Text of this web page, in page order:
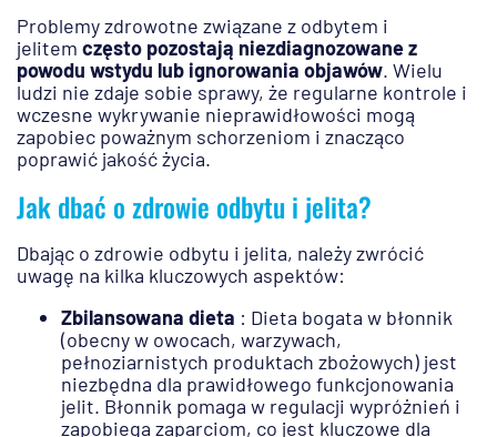
Problemy zdrowotne związane z odbytem i
jelitem często pozostają niezdiagnozowane z
powodu wstydu lub ignorowania objawów. Wielu
ludzi nie zdaje sobie sprawy, że regularne kontrole i
wczesne wykrywanie nieprawidłowości mogą
zapobiec poważnym schorzeniom i znacząco
poprawić jakość życia.
Jak dbać o zdrowie odbytu i jelita?
Dbając o zdrowie odbytu i jelita, należy zwrócić
uwagę na kilka kluczowych aspektów:
Zbilansowana dieta : Dieta bogata w błonnik
(obecny w owocach, warzywach,
pełnoziarnistych produktach zbożowych) jest
niezbędna dla prawidłowego funkcjonowania
jelit. Błonnik pomaga w regulacji wypróżnień i
zapobiega zaparciom, co jest kluczowe dla